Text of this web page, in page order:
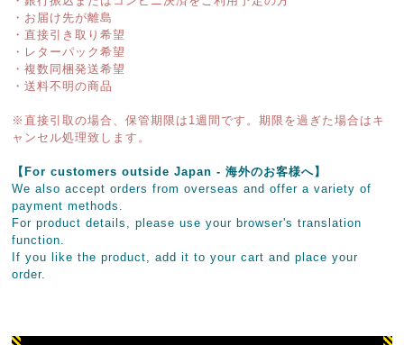
・お届け先が離島
・直接引き取り希望
・レターパック希望
・複数同梱発送希望
・送料不明の商品
※直接引取の場合、保管期限は1週間です。期限を過ぎた場合はキ
ャンセル処理致します。
【For customers outside Japan - 海外のお客様へ】
We also accept orders from overseas and offer a variety of
payment methods.
For product details, please use your browser's translation
function.
If you like the product, add it to your cart and place your
order.